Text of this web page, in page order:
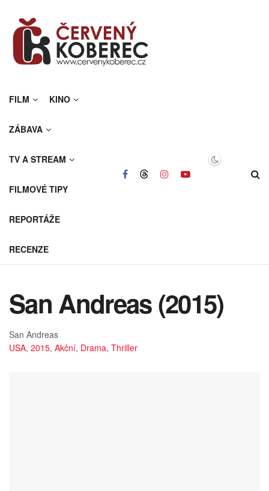
FILM KINO
ZÁBAVA
TV A STREAM
FILMOVÉ TIPY
REPORTÁŽE
RECENZE
San Andreas (2015)
San Andreas
USA, 2015, Akční, Drama, Thriller